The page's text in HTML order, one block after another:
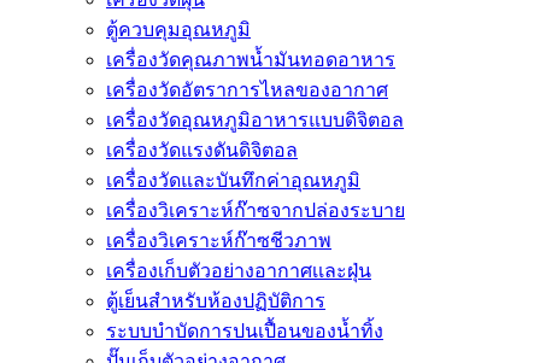
ตู้ควบคุมอุณหภูมิ
เครื่องวัดคุณภาพน้ำมันทอดอาหาร
เครื่องวัดอัตราการไหลของอากาศ
เครื่องวัดอุณหภูมิอาหารแบบดิจิตอล
เครื่องวัดแรงดันดิจิตอล
เครื่องวัดและบันทึกค่าอุณหภูมิ
เครื่องวิเคราะห์ก๊าซจากปล่องระบาย
เครื่องวิเคราะห์ก๊าซชีวภาพ
เครื่องเก็บตัวอย่างอากาศเเละฝุ่น
ตู้เย็นสำหรับห้องปฏิบัติการ
ระบบบำบัดการปนเปื้อนของน้ำทิ้ง